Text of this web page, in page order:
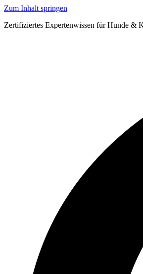
Zum Inhalt springen
Zertifiziertes Expertenwissen für Hunde &